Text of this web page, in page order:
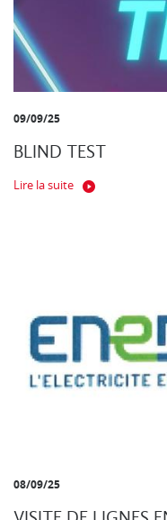
09/09/25
BLIND TEST
Lire la suite
08/09/25